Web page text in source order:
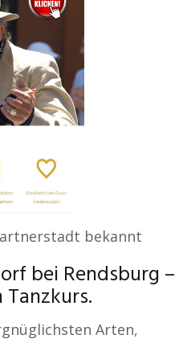
bekannt
bei Rendsburg –
Arten,